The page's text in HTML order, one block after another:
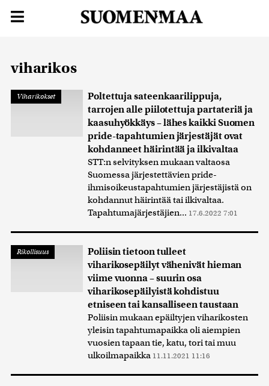
viharikos
Viharikokset
Poltettuja sateenkaarilippuja,
tarrojen alle piilotettuja partateriä ja
kaasuhyökkäys – lähes kaikki Suomen
pride-tapahtumien järjestäjät ovat
kohdanneet häirintää ja ilkivaltaa
STT:n selvityksen mukaan valtaosa
Suomessa järjestettävien pride-
ihmisoikeustapahtumien järjestäjistä on
kohdannut häirintää tai ilkivaltaa.
Tapahtumajärjestäjien... 17.6.2022 7:01
Rikollisuus
Poliisin tietoon tulleet
viharikosepäilyt vähenivät hieman
viime vuonna – suurin osa
viharikosepäilyistä kohdistuu
etniseen tai kansalliseen taustaan
Poliisin mukaan epäiltyjen viharikosten
yleisin tapahtumapaikka oli aiempien
vuosien tapaan tie, katu, tori tai muu
ulkoilmapaikka 11.11.2021 11:16